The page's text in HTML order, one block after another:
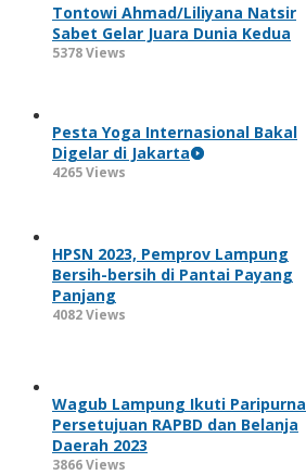
Tontowi Ahmad/Liliyana Natsir
Sabet Gelar Juara Dunia Kedua
5378 Views
Pesta Yoga Internasional Bakal
Digelar di Jakarta
4265 Views
HPSN 2023, Pemprov Lampung
Bersih-bersih di Pantai Payang
Panjang
4082 Views
Wagub Lampung Ikuti Paripurna
Persetujuan RAPBD dan Belanja
Daerah 2023
3866 Views